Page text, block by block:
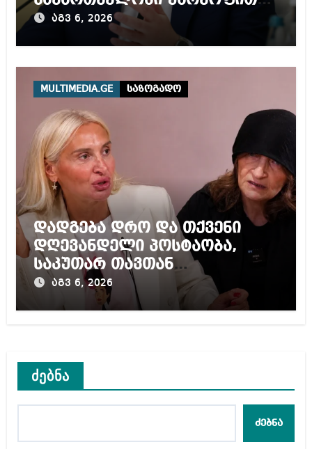
გარემოა შექმნილი რუსი
ტურისტებისთვის, ჩვენი კარი
აგვ 6, 2026
MULTIMEDIA.GE საზოგადო
დადგება დრო და თქვენი
დღევანდელი პოსტაობა,
საკუთარ თავთან
შეგარცხვენთ – ეკა კუპატაძე
ნანუკა ჟორჟოლიანს
აგვ 6, 2026
ძებნა
ძებნა